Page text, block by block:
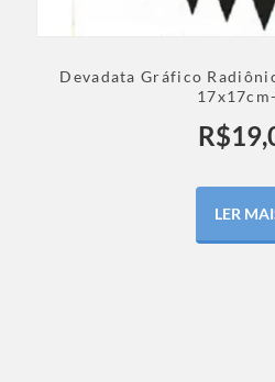
Devadata Gráfico
R$
LER